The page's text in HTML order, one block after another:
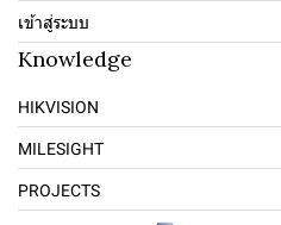
เข้าสู่ระบบ
Knowledge
HIKVISION
MILESIGHT
PROJECTS